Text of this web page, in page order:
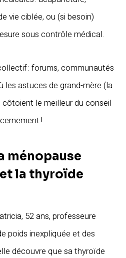
vie ciblée, ou (si besoin)
sous contrôle médical.
: forums, communautés
les astuces de grand-mère (la
côtoient le meilleur du conseil
!
ménopause
et la thyroïde
52 ans, professeure
poids inexpliquée et des
découvre que sa thyroïde